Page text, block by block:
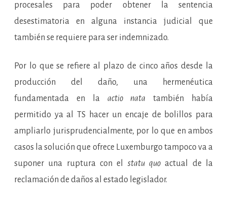
procesales para poder obtener la sentencia
desestimatoria en alguna instancia judicial que
también se requiere para ser indemnizado.
Por lo que se refiere al plazo de cinco años desde la
producción del daño, una hermenéutica
fundamentada en la actio nata también había
permitido ya al TS hacer un encaje de bolillos para
ampliarlo jurisprudencialmente, por lo que en ambos
casos la solución que ofrece Luxemburgo tampoco va a
suponer una ruptura con el statu quo actual de la
reclamación de daños al estado legislador.